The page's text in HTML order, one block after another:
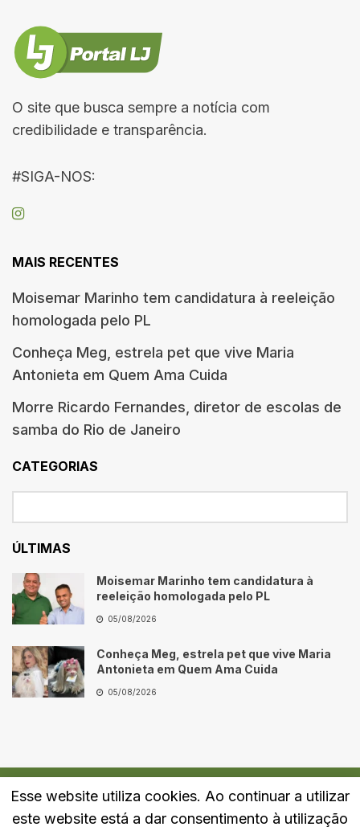
O site que busca sempre a notícia com
credibilidade e transparência.
#SIGA-NOS:
MAIS RECENTES
Moisemar Marinho tem candidatura à reeleição
homologada pelo PL
Conheça Meg, estrela pet que vive Maria
Antonieta em Quem Ama Cuida
Morre Ricardo Fernandes, diretor de escolas de
samba do Rio de Janeiro
CATEGORIAS
ÚLTIMAS
Moisemar Marinho tem candidatura à
reeleição homologada pelo PL
05/08/2026
Conheça Meg, estrela pet que vive Maria
Antonieta em Quem Ama Cuida
05/08/2026
Quem Somos Fale Conosco Política de Privacidade
Esse website utiliza cookies. Ao continuar a utilizar
este website está a dar consentimento à utilização